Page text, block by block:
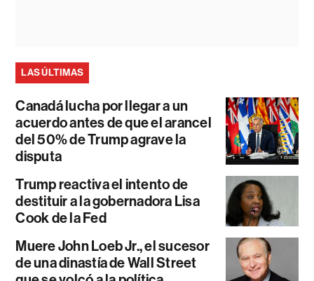
LAS ÚLTIMAS
Canadá lucha por llegar a un
acuerdo antes de que el arancel
del 50% de Trump agrave la
disputa
Trump reactiva el intento de
destituir a la gobernadora Lisa
Cook de la Fed
Muere John Loeb Jr., el sucesor
de una dinastía de Wall Street